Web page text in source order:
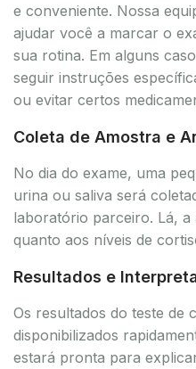
e conveniente. Nossa
ajudar você a marcar o
sua rotina. Em alguns
seguir instruções
ou evitar certos
Coleta de Amostra e
No dia do exame, uma
urina ou saliva será
laboratório parceiro. Lá, a
quanto aos níveis de
Resultados e
Os resultados do teste de
disponibilizados
estará pronta para